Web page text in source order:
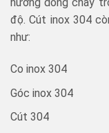
độ. Cút inox 304
như:
Co inox 304
Góc inox 304
Cút 304